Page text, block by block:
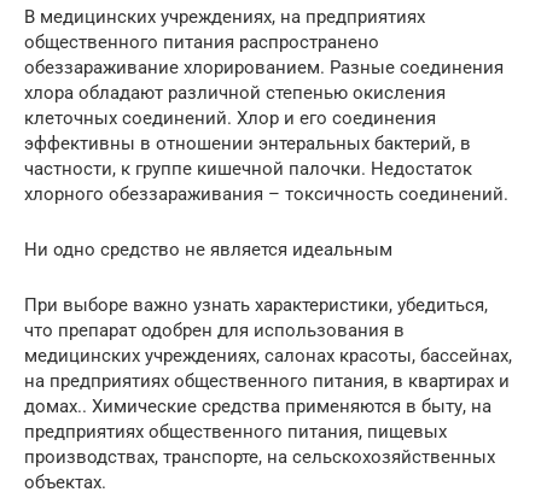
В медицинских учреждениях, на предприятиях
общественного питания распространено
обеззараживание хлорированием. Разные соединения
хлора обладают различной степенью окисления
клеточных соединений. Хлор и его соединения
эффективны в отношении энтеральных бактерий, в
частности, к группе кишечной палочки. Недостаток
хлорного обеззараживания – токсичность соединений.
Ни одно средство не является идеальным
При выборе важно узнать характеристики, убедиться,
что препарат одобрен для использования в
медицинских учреждениях, салонах красоты, бассейнах,
на предприятиях общественного питания, в квартирах и
домах.. Химические средства применяются в быту, на
предприятиях общественного питания, пищевых
производствах, транспорте, на сельскохозяйственных
объектах.